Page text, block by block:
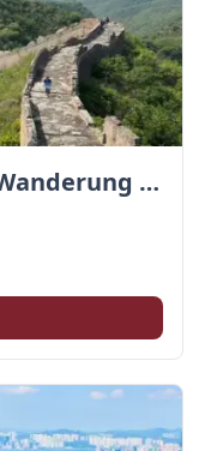
Maria erzählt von ihrer Wanderung auf der Großen Mauer